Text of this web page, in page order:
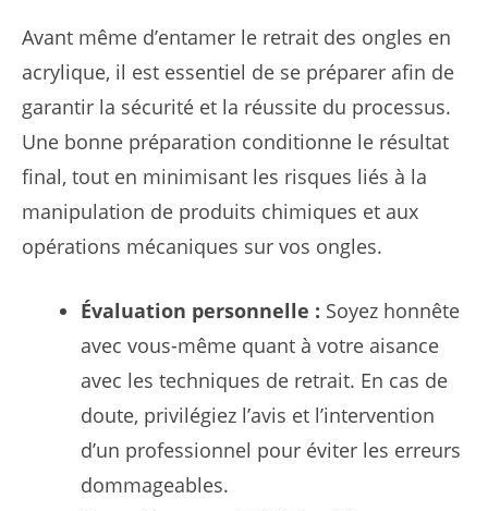
Avant même d’entamer le retrait des ongles en
acrylique, il est essentiel de se préparer afin de
garantir la sécurité et la réussite du processus.
Une bonne préparation conditionne le résultat
final, tout en minimisant les risques liés à la
manipulation de produits chimiques et aux
opérations mécaniques sur vos ongles.
Évaluation personnelle : Soyez honnête
avec vous-même quant à votre aisance
avec les techniques de retrait. En cas de
doute, privilégiez l’avis et l’intervention
d’un professionnel pour éviter les erreurs
dommageables.